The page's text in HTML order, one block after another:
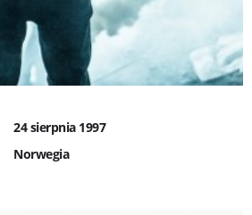
24 sierpnia 1997
Norwegia